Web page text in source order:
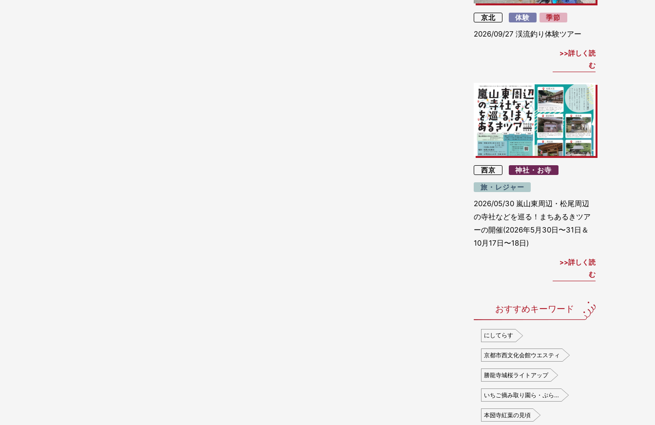
京北 体験 季節
2026/09/27 渓流釣り体験ツアー
詳しく読
む
西京 神社・お寺
旅・レジャー
2026/05/30 嵐山東周辺・松尾周辺
の寺社などを巡る！まちあるきツア
ーの開催(2026年5月30日〜31日＆
10月17日〜18日)
詳しく読
む
おすすめキーワード
にしてらす
京都市西文化会館ウエスティ
勝龍寺城桜ライトアップ
いちご摘み取り園ら・ぷら…
本圀寺紅葉の見頃